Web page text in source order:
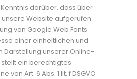
darüber, dass über
unsere Website aufgerufen
von Google Web Fonts
einer einheitlichen und
Darstellung unserer Online-
ein berechtigtes
von Art. 6 Abs. 1 lit. f DSGVO